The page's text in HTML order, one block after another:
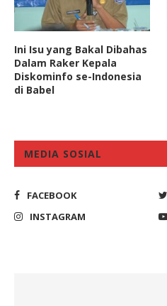
Ini Isu yang Bakal Dibahas
Dalam Raker Kepala
Diskominfo se-Indonesia
di Babel
MEDIA SOSIAL
FACEBOOK
INSTAGRAM